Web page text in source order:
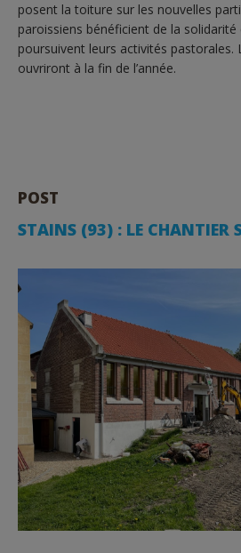
posent la toiture sur les nouvelles
paroissiens bénéficient de la solidarité
poursuivent leurs activités pastorales.
ouvriront à la fin de l’année.
POST
STAINS (93) : LE CHANTIER